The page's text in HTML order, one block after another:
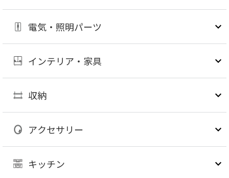
電気・照明パーツ
インテリア・家具
収納
アクセサリー
キッチン